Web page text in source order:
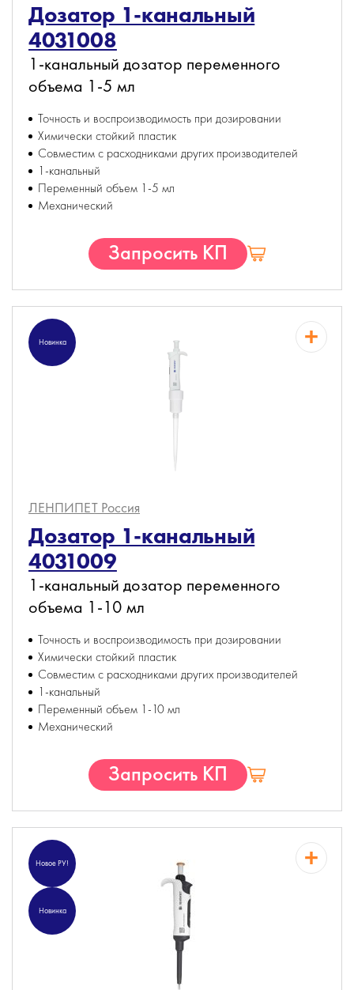
Дозатор 1-канальный
4031008
1-канальный дозатор переменного
объема 1-5 мл
Точность и воспроизводимость при дозировании
Химически стойкий пластик
Совместим с расходниками других производителей
1-канальный
Переменный объем 1-5 мл
Механический
Запросить КП
Новинка
ЛЕНПИПЕТ Россия
Дозатор 1-канальный
4031009
1-канальный дозатор переменного
объема 1-10 мл
Точность и воспроизводимость при дозировании
Химически стойкий пластик
Совместим с расходниками других производителей
1-канальный
Переменный объем 1-10 мл
Механический
Запросить КП
Новое РУ!
Новинка